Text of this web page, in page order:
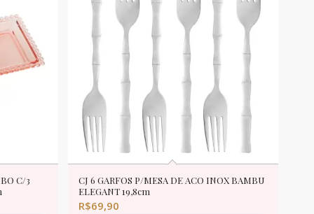
C/3
CJ 6 GARFOS P/MESA DE ACO INOX BAMBU
ELEGANT 19,8cm
R$69,90